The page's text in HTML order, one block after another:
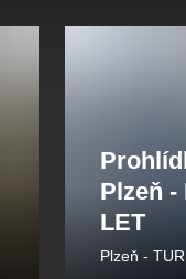
Plzeň -
LET
Plzeň -